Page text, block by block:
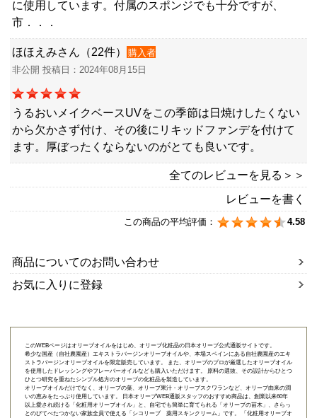
に使用しています。付属のスポンジでも十分ですが、
市．．．
ほほえみさん（22件）
購入者
非公開 投稿日：2024年08月15日
うるおいメイクベースUVをこの季節は日焼けしたくない
から欠かさず付け、その後にリキッドファンデを付けて
ます。厚ぼったくならないのがとても良いです。
全てのレビューを見る＞＞
レビューを書く
この商品の平均評価： 4.58
商品についてのお問い合わせ
お気に入りに登録
このWEBページはオリーブオイルをはじめ、オリーブ化粧品の日本オリーブ公式通販サイトです。
希少な国産（自社農園産）エキストラバージンオリーブオイルや、本場スペインにある自社農園産のエキ
ストラバージンオリーブオイルを限定販売しています。 また、オリーブのプロが厳選したオリーブオイル
を使用したドレッシングやフレーバーオイルなども購入いただけます。 原料の選抜、その設計からひとつ
ひとつ研究を重ねたシンプル処方のオリーブの化粧品を製造しています。
オリーブオイルだけでなく、オリーブの葉、オリーブ果汁・オリーブスクワランなど、オリーブ由来の潤
いの恵みをたっぷり使用しています。 日本オリーブWEB通販スタッフのおすすめ商品は、創業以来60年
以上愛され続ける「 化粧用オリーブオイル 」と、自宅でも簡単に育てられる「 オリーブの苗木 」、さらっ
とのびてべたつかない家族全員で使える「 シコリーブ 薬用スキンクリーム 」です。 「化粧用オリーブオ